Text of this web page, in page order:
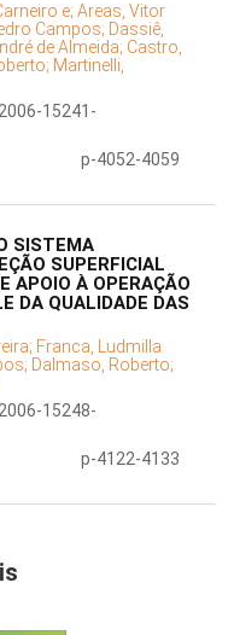
e; Areas, Vitor
Campos; Dassiê,
de Almeida; Castro,
Martinelli,
15241-
p-4052-4059
SISTEMA
SUPERFICIAL
APOIO À OPERAÇÃO
DA QUALIDADE DAS
Franca, Ludmilla
Dalmaso, Roberto;
15248-
p-4122-4133